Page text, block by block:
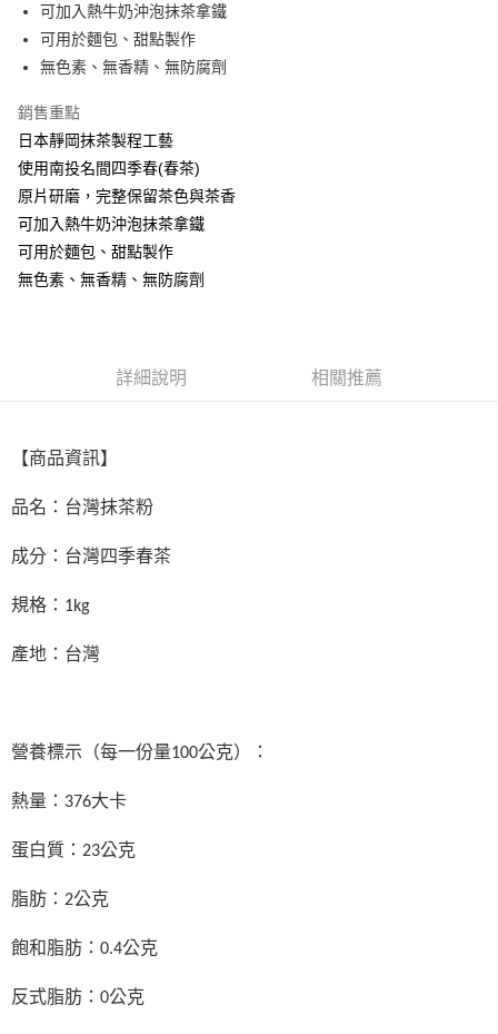
可加入熱牛奶沖泡抹茶拿鐵
可用於麵包、甜點製作
無色素、無香精、無防腐劑
銷售重點
日本靜岡抹茶製程工藝
使用南投名間四季春(春茶)
原片研磨，完整保留茶色與茶香
可加入熱牛奶沖泡抹茶拿鐵
可用於麵包、甜點製作
無色素、無香精、無防腐劑
詳細說明 相關推薦
【商品資訊】
品名：台灣抹茶粉
成分：台灣四季春茶
規格：1kg
產地：台灣
營養標示（每一份量100公克）：
熱量：376大卡
蛋白質：23公克
脂肪：2公克
飽和脂肪：0.4公克
反式脂肪：0公克